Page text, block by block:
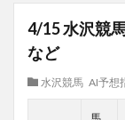
4/15 水沢競
など
水沢競馬 AI予想